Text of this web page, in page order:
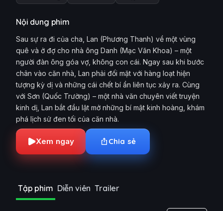
Nội dung phim
Sau sự ra đi của cha, Lan (Phương Thanh) về một vùng
quê và ở đợ cho nhà ông Danh (Mạc Văn Khoa) – một
người đàn ông góa vợ, không con cái. Ngay sau khi bước
chân vào căn nhà, Lan phải đối mặt với hàng loạt hiện
tượng kỳ dị và những cái chết bí ẩn liên tục xảy ra. Cùng
với Sơn (Quốc Trường) – một nhà văn chuyên viết truyện
kinh dị, Lan bắt đầu lật mở những bí mật kinh hoàng, khám
phá lịch sử đen tối của căn nhà.
Xem ngay Chia sẻ
Tập phim Diễn viên Trailer